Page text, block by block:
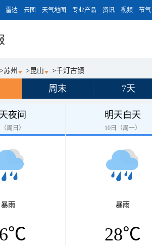
雷达 云图 天气地图 专业产品 资讯 视频 节气
>苏州 > 昆山 >千灯古镇
周末 7天
夜间
周日）
暴雨
℃
明天白天
10日（周一）
暴雨
28℃